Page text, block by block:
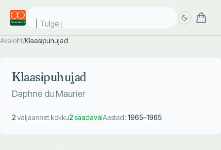
Tulge ju
Avaleht/Klaasipuhujad
Klaasipuhujad
Daphne du Maurier
2väljaannet kokku2saadavalAastad: 1965–1965